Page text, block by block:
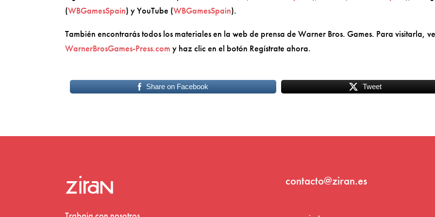
(WBGamesSpain) y YouTube (WBGamesSpain).
También encontrarás todos los materiales en la web de prensa de Warner Bros. Games. Para visitarla,
WarnerBrosGames-Press.com y haz clic en el botón Regístrate ahora.
Share on Facebook Tweet
contacto@ziran.es